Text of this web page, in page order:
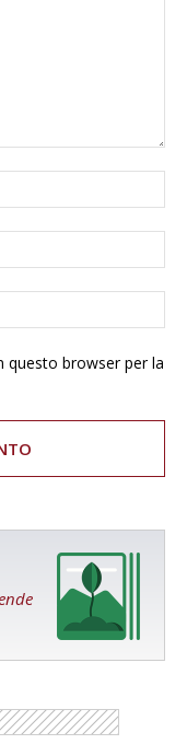
questo browser per la